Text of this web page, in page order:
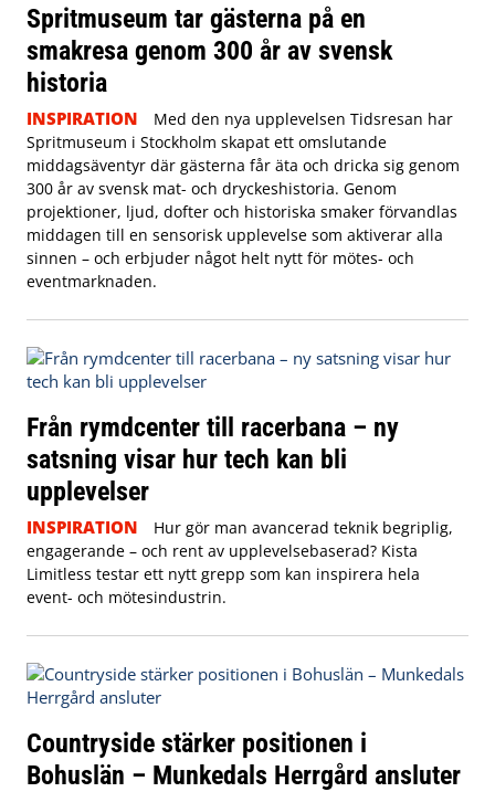
Spritmuseum tar gästerna på en
smakresa genom 300 år av svensk
historia
INSPIRATION
Med den nya upplevelsen Tidsresan har
Spritmuseum i Stockholm skapat ett omslutande
middagsäventyr där gästerna får äta och dricka sig genom
300 år av svensk mat- och dryckeshistoria. Genom
projektioner, ljud, dofter och historiska smaker förvandlas
middagen till en sensorisk upplevelse som aktiverar alla
sinnen – och erbjuder något helt nytt för mötes- och
eventmarknaden.
Från rymdcenter till racerbana – ny
satsning visar hur tech kan bli
upplevelser
INSPIRATION
Hur gör man avancerad teknik begriplig,
engagerande – och rent av upplevelsebaserad? Kista
Limitless testar ett nytt grepp som kan inspirera hela
event- och mötesindustrin.
Countryside stärker positionen i
Bohuslän – Munkedals Herrgård ansluter